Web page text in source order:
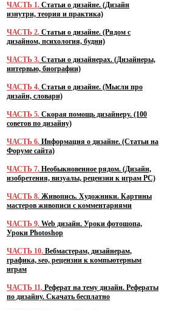
ЧАСТЬ 1. Статьи о дизайне. (Дизайн
изнутри, теория и практика)
ЧАСТЬ 2. Статьи о дизайне. (Рядом с
дизайном, психология, будни)
ЧАСТЬ 3. Статьи о дизайнерах. (Дизайнеры,
интервью, биографии)
ЧАСТЬ 4. Статьи о дизайне. (Мысли про
дизайн, словари)
ЧАСТЬ 5. Скорая помощь дизайнеру. (100
советов по дизайну)
ЧАСТЬ 6. Информация о дизайне. (Статьи на
Форуме сайта)
ЧАСТЬ 7. Необыкновенное рядом. (Дизайн,
изобретения, визуалы, рецензии к играм PC)
ЧАСТЬ 8. Живопись. Художники. Картины
мастеров живописи с комментариями
ЧАСТЬ 9. Web дизайн. Уроки фотошопа,
Уроки Photoshop
ЧАСТЬ 10. Вебмастерам, дизайнерам,
графика, seo, рецензии к компьютерным
играм
ЧАСТЬ 11. Реферат на тему дизайн. Рефераты
по дизайну. Скачать бесплатно